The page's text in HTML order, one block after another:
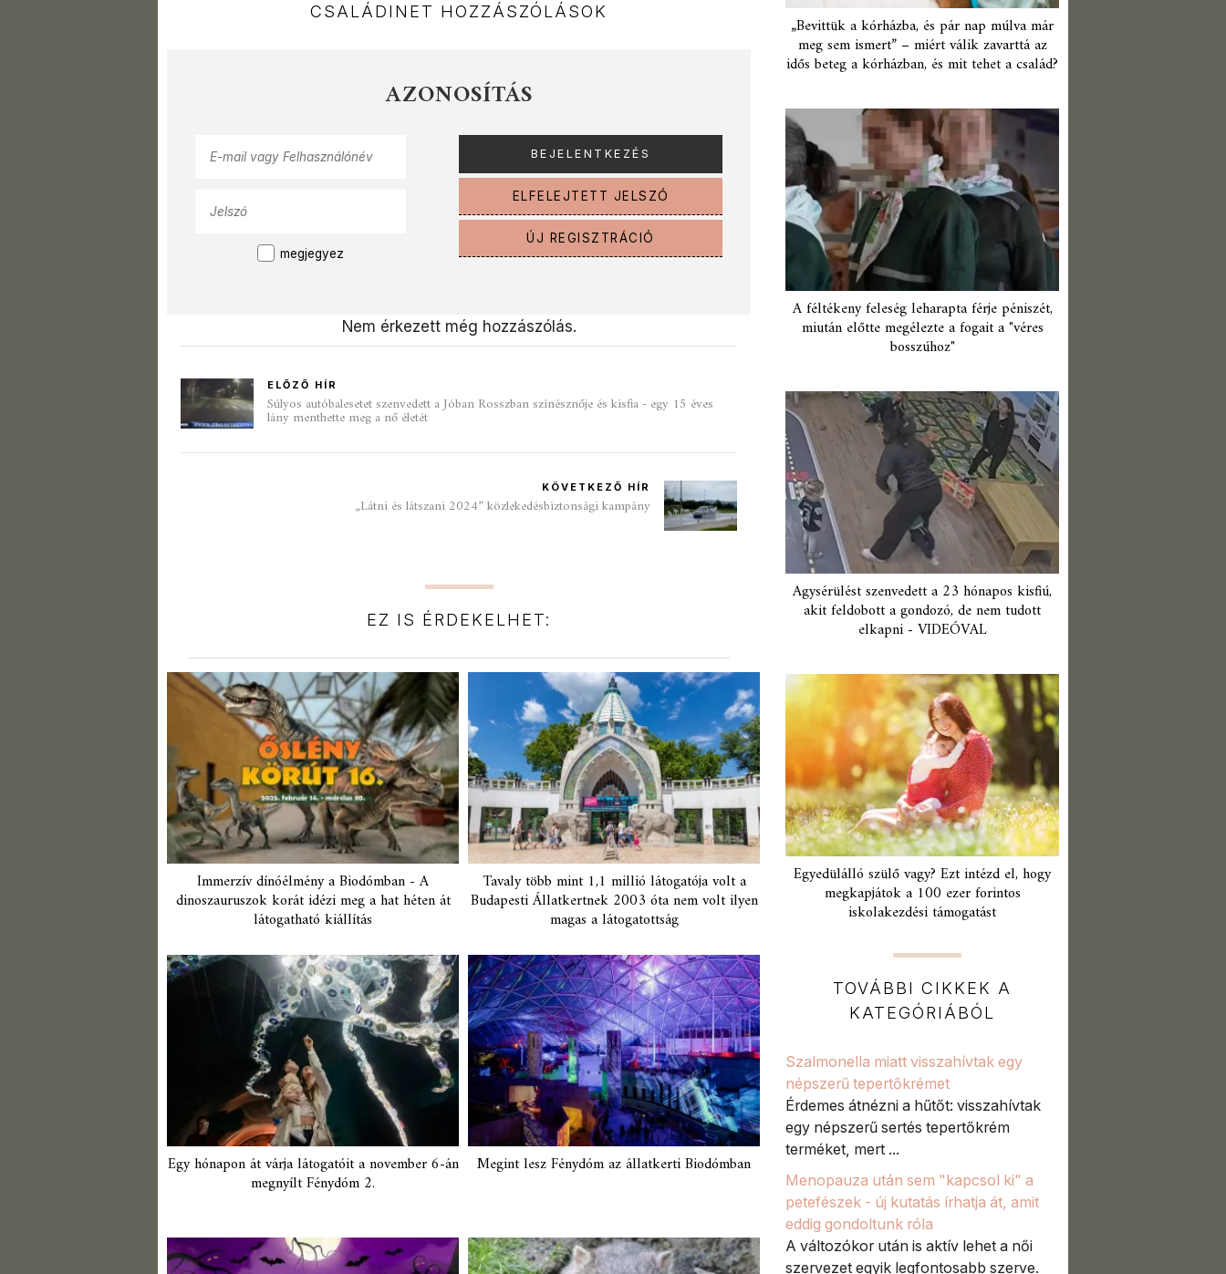
CSALÁDINET HOZZÁSZÓLÁSOK
AZONOSÍTÁS
megjegyez
ELFELEJTETT JELSZÓ
ÚJ REGISZTRÁCIÓ
Nem érkezett még hozzászólás.
ELŐZŐ HÍR
Súlyos autóbalesetet szenvedett a Jóban Rosszban színésznője és kisfia - egy 15 éves
lány menthette meg a nő életét
KÖVETKEZŐ HÍR
„Látni és látszani 2024” közlekedésbiztonsági kampány
EZ IS ÉRDEKELHET:
Immerzív dínóélmény a Biodómban - A
dinoszauruszok korát idézi meg a hat héten át
látogatható kiállítás
Tavaly több mint 1,1 millió látogatója volt a
Budapesti Állatkertnek 2003 óta nem volt ilyen
magas a látogatottság
Egy hónapon át várja látogatóit a november 6-án
megnyílt Fénydóm 2.
Megint lesz Fénydóm az állatkerti Biodómban
„Bevittük a kórházba, és pár nap múlva már
meg sem ismert” – miért válik zavarttá az
idős beteg a kórházban, és mit tehet a család?
A féltékeny feleség leharapta férje péniszét,
miután előtte megélezte a fogait a "véres
bosszúhoz"
Agysérülést szenvedett a 23 hónapos kisfiú,
akit feldobott a gondozó, de nem tudott
elkapni - VIDEÓVAL
Egyedülálló szülő vagy? Ezt intézd el, hogy
megkapjátok a 100 ezer forintos
iskolakezdési támogatást
TOVÁBBI CIKKEK A
KATEGÓRIÁBÓL
Szalmonella miatt visszahívtak egy
népszerű tepertőkrémet
Érdemes átnézni a hűtőt: visszahívtak
egy népszerű sertés tepertőkrém
terméket, mert ...
Menopauza után sem "kapcsol ki" a
petefészek - új kutatás írhatja át, amit
eddig gondoltunk róla
A változókor után is aktív lehet a női
szervezet egyik legfontosabb szerve.